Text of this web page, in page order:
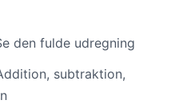
den fulde udregning
subtraktion,